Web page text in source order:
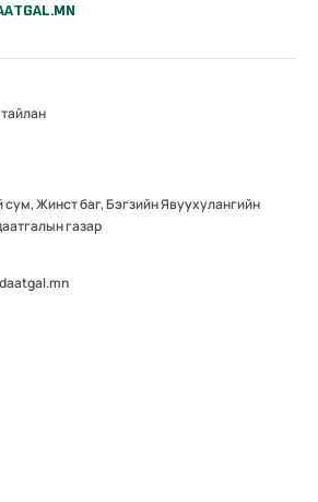
сум, Жинст баг, Бэгзийн Явуухулангийн
газар